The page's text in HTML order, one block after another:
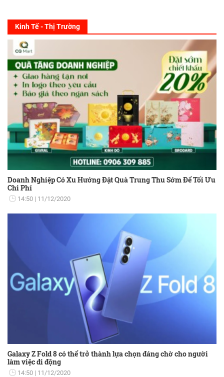
Kinh Tế - Thị Trường
Doanh Nghiệp Có Xu Hướng Đặt Quà Trung Thu Sớm Để Tối Ưu
Chi Phí
14:50 11/12/2020
Galaxy Z Fold 8 có thể trở thành lựa chọn đáng chờ cho người
làm việc di động
14:50 11/12/2020